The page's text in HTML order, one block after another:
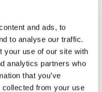
and ads, to
to analyse our traffic.
your use of our site with
analytics partners who
that you’ve
collected from your use
Theken- und ein Bar-
„Blume“